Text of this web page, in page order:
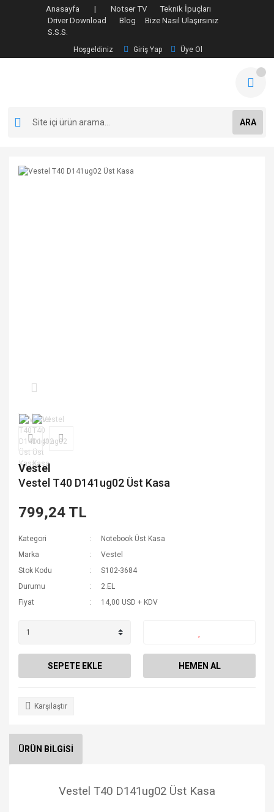
Anasayfa | Notser TV
Teknik İpuçları
Driver Download
Blog
Bize Nasıl Ulaşırsınız
S.S.S.
Hoşgeldiniz Giriş Yap Üye Ol
ARA
Vestel
Vestel T40 D141ug02 Üst Kasa
799,24 TL
Kategori
Notebook Üst Kasa
Marka
Vestel
Stok Kodu
S102-3684
Durumu
2.EL
Fiyat
14,00 USD + KDV
SEPETE EKLE HEMEN AL
Karşılaştır
ÜRÜN BİLGİSİ
Vestel T40 D141ug02 Üst Kasa